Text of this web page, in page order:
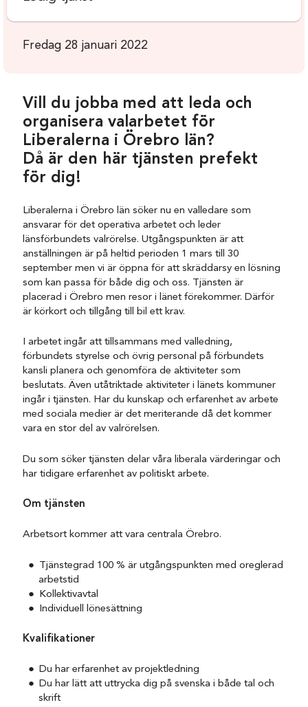
Fredag 28 januari 2022
Vill du jobba med att leda och
organisera valarbetet för
Liberalerna i Örebro län?
Då är den här tjänsten prefekt
för dig!
Liberalerna i Örebro län söker nu en valledare som
ansvarar för det operativa arbetet och leder
länsförbundets valrörelse. Utgångspunkten är att
anställningen är på heltid perioden 1 mars till 30
september men vi är öppna för att skräddarsy en lösning
som kan passa för både dig och oss. Tjänsten är
placerad i Örebro men resor i länet förekommer. Därför
är körkort och tillgång till bil ett krav.
I arbetet ingår att tillsammans med valledning,
förbundets styrelse och övrig personal på förbundets
kansli planera och genomföra de aktiviteter som
beslutats. Även utåtriktade aktiviteter i länets kommuner
ingår i tjänsten. Har du kunskap och erfarenhet av arbete
med sociala medier är det meriterande då det kommer
vara en stor del av valrörelsen.
Du som söker tjänsten delar våra liberala värderingar och
har tidigare erfarenhet av politiskt arbete.
Om tjänsten
Arbetsort kommer att vara centrala Örebro.
Tjänstegrad 100 % är utgångspunkten med oreglerad
arbetstid
Kollektivavtal
Individuell lönesättning
Kvalifikationer
Du har erfarenhet av projektledning
Du har lätt att uttrycka dig på svenska i både tal och
skrift